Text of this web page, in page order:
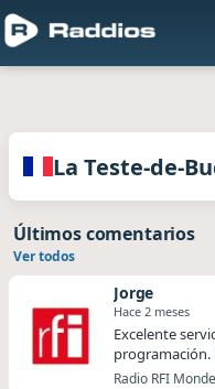
Radios de La Teste-
La Teste-de-
Últimos comentarios
Ver todos
Jorge
Hace 2 meses
Excelente
programación.
Radio RFI